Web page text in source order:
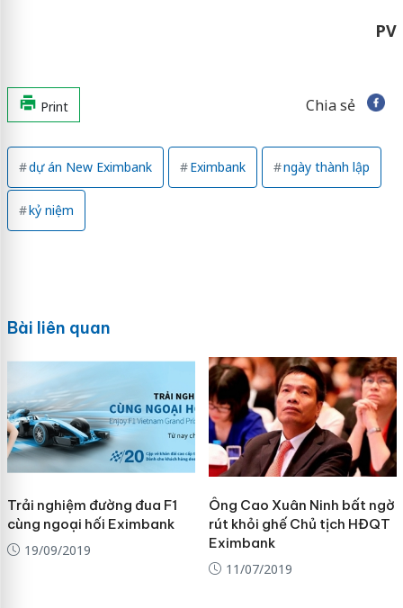
PV
Print Chia sẻ
dự án New Eximbank Eximbank ngày thành lập
kỷ niệm
Bài liên quan
Trải nghiệm đường đua F1
cùng ngoại hối Eximbank
19/09/2019
Ông Cao Xuân Ninh bất ngờ
rút khỏi ghế Chủ tịch HĐQT
Eximbank
11/07/2019